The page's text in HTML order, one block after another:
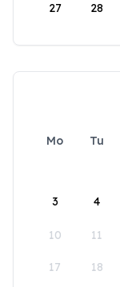
27 28
Mo Tu
3 4
10 11
17 18